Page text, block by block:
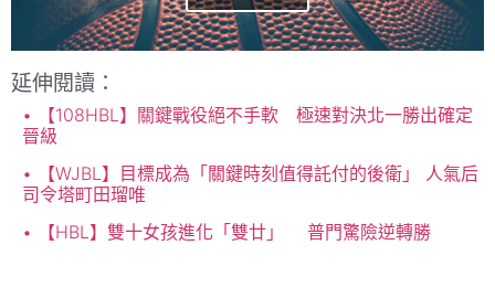
延伸閱讀：
【108HBL】關鍵戰役絕不手軟 極速對決北一勝出確定
晉級
【WJBL】目標成為「關鍵時刻值得託付的後衛」 人氣后
司令塔町田瑠唯
【HBL】雙十女孩進化「雙廿」 普門驚險逆轉勝